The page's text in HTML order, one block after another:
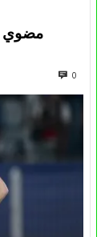
مضوي
0